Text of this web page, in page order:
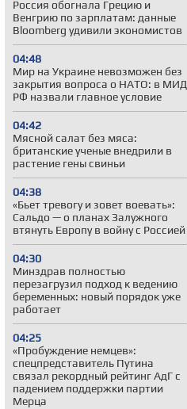
Россия обогнала Грецию и
Венгрию по зарплатам: данные
Bloomberg удивили экономистов
04:48
Мир на Украине невозможен без
закрытия вопроса о НАТО: в МИД
РФ назвали главное условие
04:42
Мясной салат без мяса:
британские ученые внедрили в
растение гены свиньи
04:38
«Бьет тревогу и зовет воевать»:
Сальдо — о планах Залужного
втянуть Европу в войну с Россией
04:30
Минздрав полностью
перезагрузил подход к ведению
беременных: новый порядок уже
работает
04:25
«Пробуждение немцев»:
спецпредставитель Путина
связал рекордный рейтинг АдГ с
падением поддержки партии
Мерца